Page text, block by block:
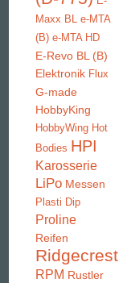
Maxx BL e-MTA
(B) e-MTA HD
E-Revo BL (B)
Elektronik Flux
G-made
HobbyKing
HobbyWing Hot
Bodies HPI
Karosserie
LiPo Messen
Plasti Dip
Proline
Reifen
Ridgecrest
RPM Rustler